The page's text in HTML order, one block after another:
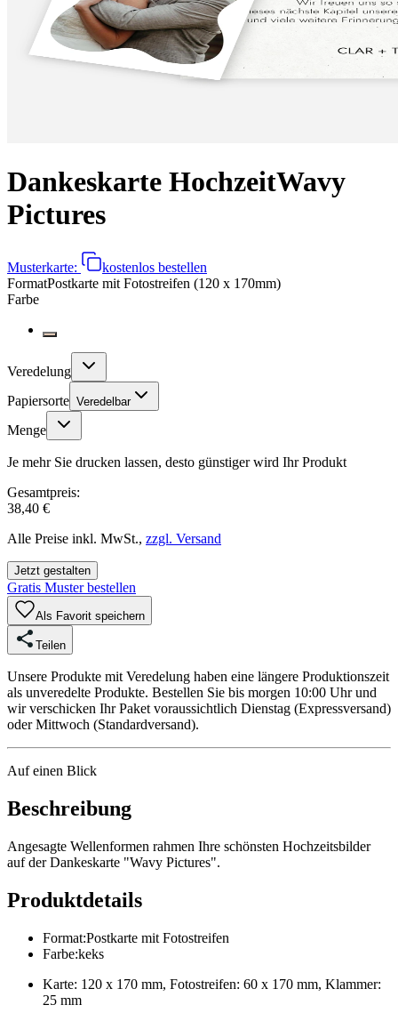
Dankeskarte HochzeitWavy
Pictures
Musterkarte:
kostenlos bestellen
FormatPostkarte mit Fotostreifen (120 x 170mm)
Farbe
Veredelung
Papiersorte Veredelbar
Menge
Je mehr Sie drucken lassen, desto günstiger wird Ihr Produkt
Gesamtpreis:
38,40 €
Alle Preise inkl. MwSt., zzgl. Versand
Jetzt gestalten
Gratis Muster bestellen
Als Favorit speichern
Teilen
Unsere Produkte mit Veredelung haben eine längere Produktionszeit
als unveredelte Produkte. Bestellen Sie bis morgen 10:00 Uhr und
wir verschicken Ihr Paket voraussichtlich Dienstag (Expressversand)
oder Mittwoch (Standardversand).
Auf einen Blick
Beschreibung
Angesagte Wellenformen rahmen Ihre schönsten Hochzeitsbilder
auf der Dankeskarte "Wavy Pictures".
Produktdetails
Format:Postkarte mit Fotostreifen
Farbe:keks
Karte: 120 x 170 mm, Fotostreifen: 60 x 170 mm, Klammer:
25 mm